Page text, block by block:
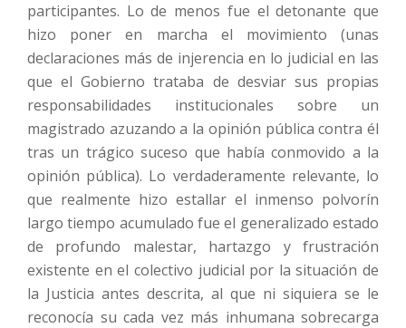
participantes. Lo de menos fue el detonante que
hizo poner en marcha el movimiento (unas
declaraciones más de injerencia en lo judicial en las
que el Gobierno trataba de desviar sus propias
responsabilidades institucionales sobre un
magistrado azuzando a la opinión pública contra él
tras un trágico suceso que había conmovido a la
opinión pública). Lo verdaderamente relevante, lo
que realmente hizo estallar el inmenso polvorín
largo tiempo acumulado fue el generalizado estado
de profundo malestar, hartazgo y frustración
existente en el colectivo judicial por la situación de
la Justicia antes descrita, al que ni siquiera se le
reconocía su cada vez más inhumana sobrecarga